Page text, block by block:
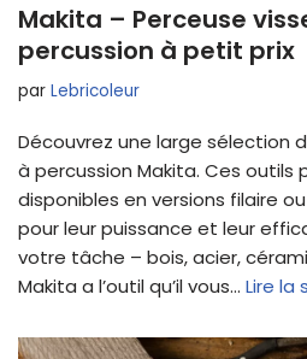
Makita – Perceuse
percussion à petit prix
par Lebricoleur
Découvrez une large sélection
à percussion Makita. Ces outils
disponibles en versions filaire
pour leur puissance et leur
votre tâche – bois, acier,
Makita a l’outil qu’il vous… Lire la